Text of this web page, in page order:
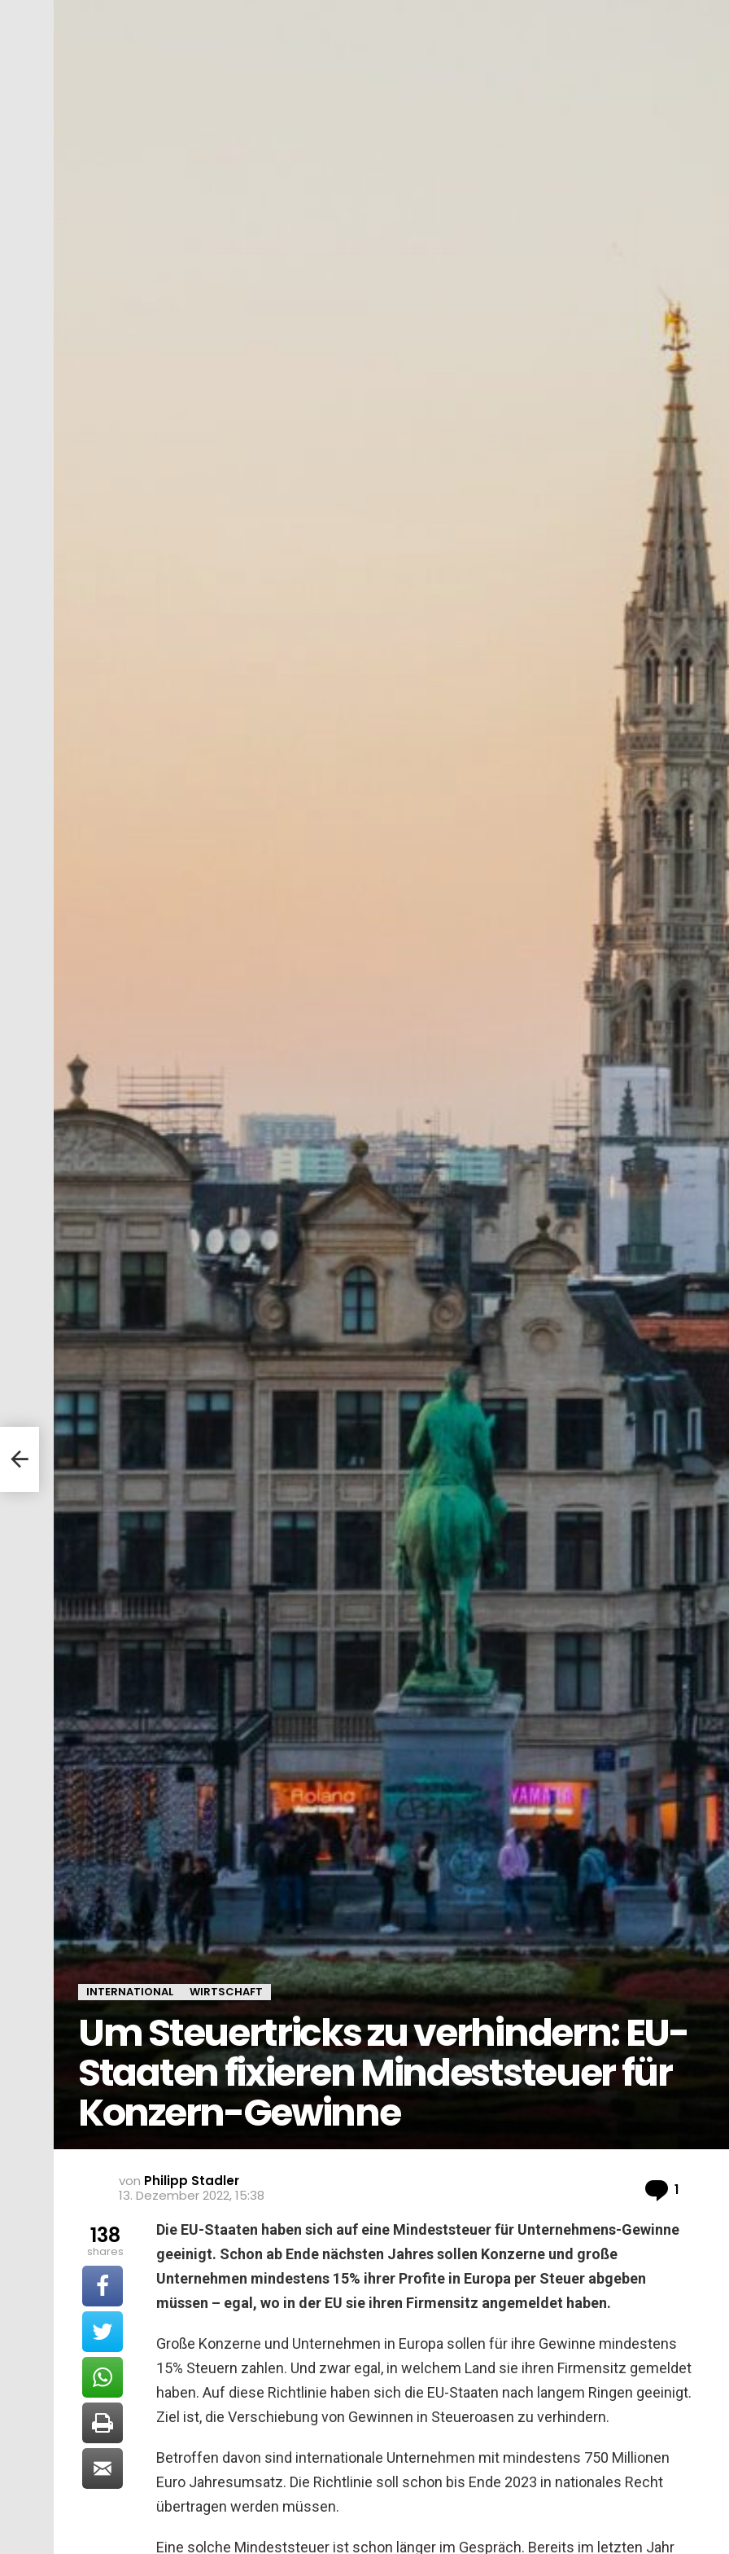
INTERNATIONAL WIRTSCHAFT
Um Steuertricks zu verhindern: EU-
Staaten fixieren Mindeststeuer für
Konzern-Gewinne
von Philipp Stadler
13. Dezember 2022, 15:38
1
Die EU-Staaten haben sich auf eine Mindeststeuer für Unternehmens-Gewinne
geeinigt. Schon ab Ende nächsten Jahres sollen Konzerne und große
Unternehmen mindestens 15% ihrer Profite in Europa per Steuer abgeben
müssen – egal, wo in der EU sie ihren Firmensitz angemeldet haben.
Große Konzerne und Unternehmen in Europa sollen für ihre Gewinne mindestens
15% Steuern zahlen. Und zwar egal, in welchem Land sie ihren Firmensitz gemeldet
haben. Auf diese Richtlinie haben sich die EU-Staaten nach langem Ringen geeinigt.
Ziel ist, die Verschiebung von Gewinnen in Steueroasen zu verhindern.
Betroffen davon sind internationale Unternehmen mit mindestens 750 Millionen
Euro Jahresumsatz. Die Richtlinie soll schon bis Ende 2023 in nationales Recht
übertragen werden müssen.
Eine solche Mindeststeuer ist schon länger im Gespräch. Bereits im letzten Jahr
138
shares